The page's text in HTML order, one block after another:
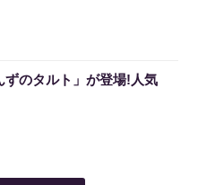
ずのタルト」が登場!人気